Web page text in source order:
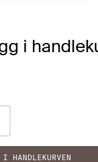
i
HANDLEKURVEN